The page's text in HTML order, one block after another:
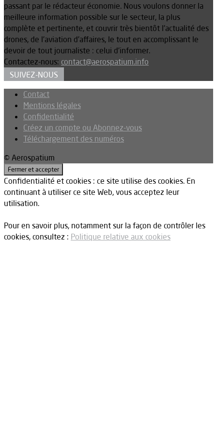
passant par le rédacteur économie. Nous voulons donner la
meilleure information possible sur le secteur, la plus
complète et pertinente, et couvrir très bientôt l’actualité des
drones, de l’aviation d’affaires, le tout en accomplissant le
devoir de tout journaliste : celui d’informer.
Contactez-nous: contact@aerospatium.info
SUIVEZ-NOUS
Contact
Mentions légales
Confidentialité
Créez un compte ou Abonnez-vous
Téléchargement des numéros
© Aerospatium
Confidentialité et cookies : ce site utilise des cookies. En
continuant à utiliser ce site Web, vous acceptez leur
utilisation.
Pour en savoir plus, notamment sur la façon de contrôler les
cookies, consultez : Politique relative aux cookies